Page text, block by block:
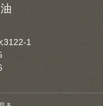
3122-1